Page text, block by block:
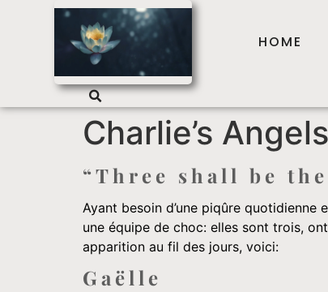
HOME
Charlie’s Angels
“Three shall be
Ayant besoin d’une piqûre
une équipe de choc: elles sont trois,
apparition au fil des jours, voici:
Gaëlle